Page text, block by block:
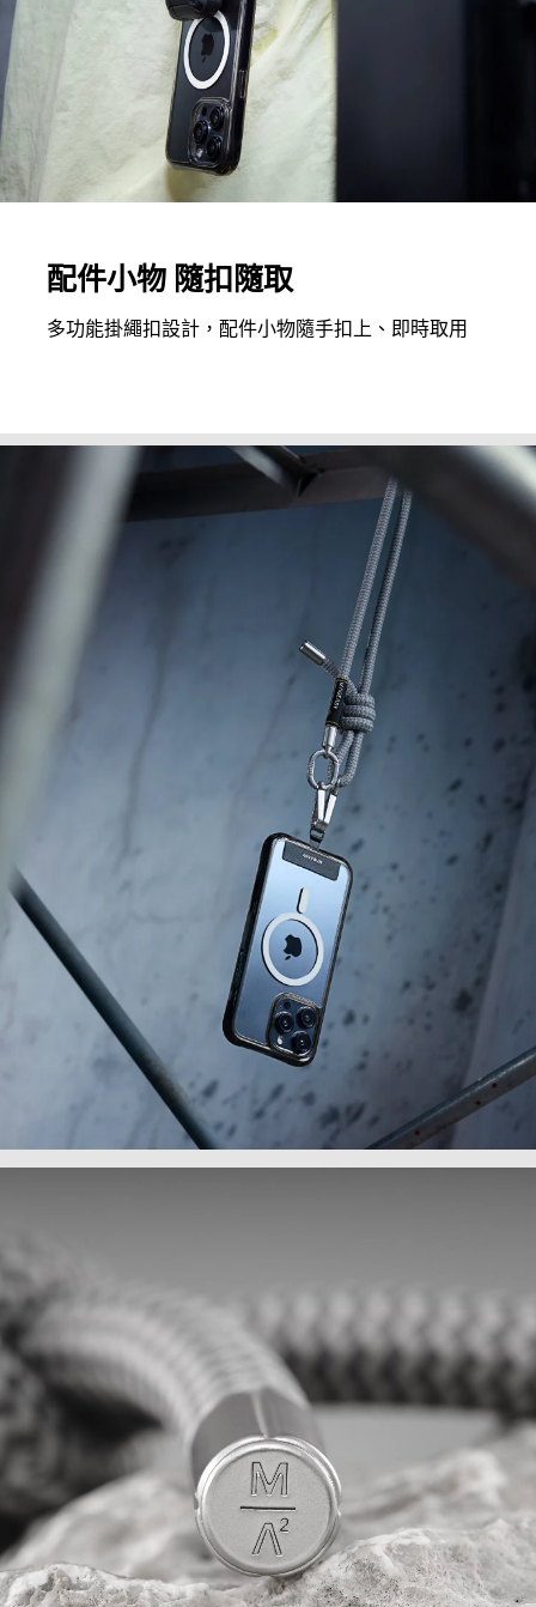
配件小物 隨扣隨取
多功能掛繩扣設計，配件小物隨手扣上、即時取用